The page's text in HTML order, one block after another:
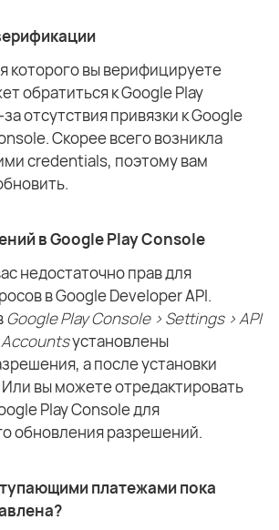
которого вы верифицируете
обратиться к Google Play
отсутствия привязки к Google
Скорее всего возникла
credentials, поэтому вам
в Google Play Console
недостаточно прав для
в Google Developer API.
Google Play Console > Settings > API
установлены
а после установки
вы можете отредактировать
Play Console для
обновления разрешений.
платежами пока